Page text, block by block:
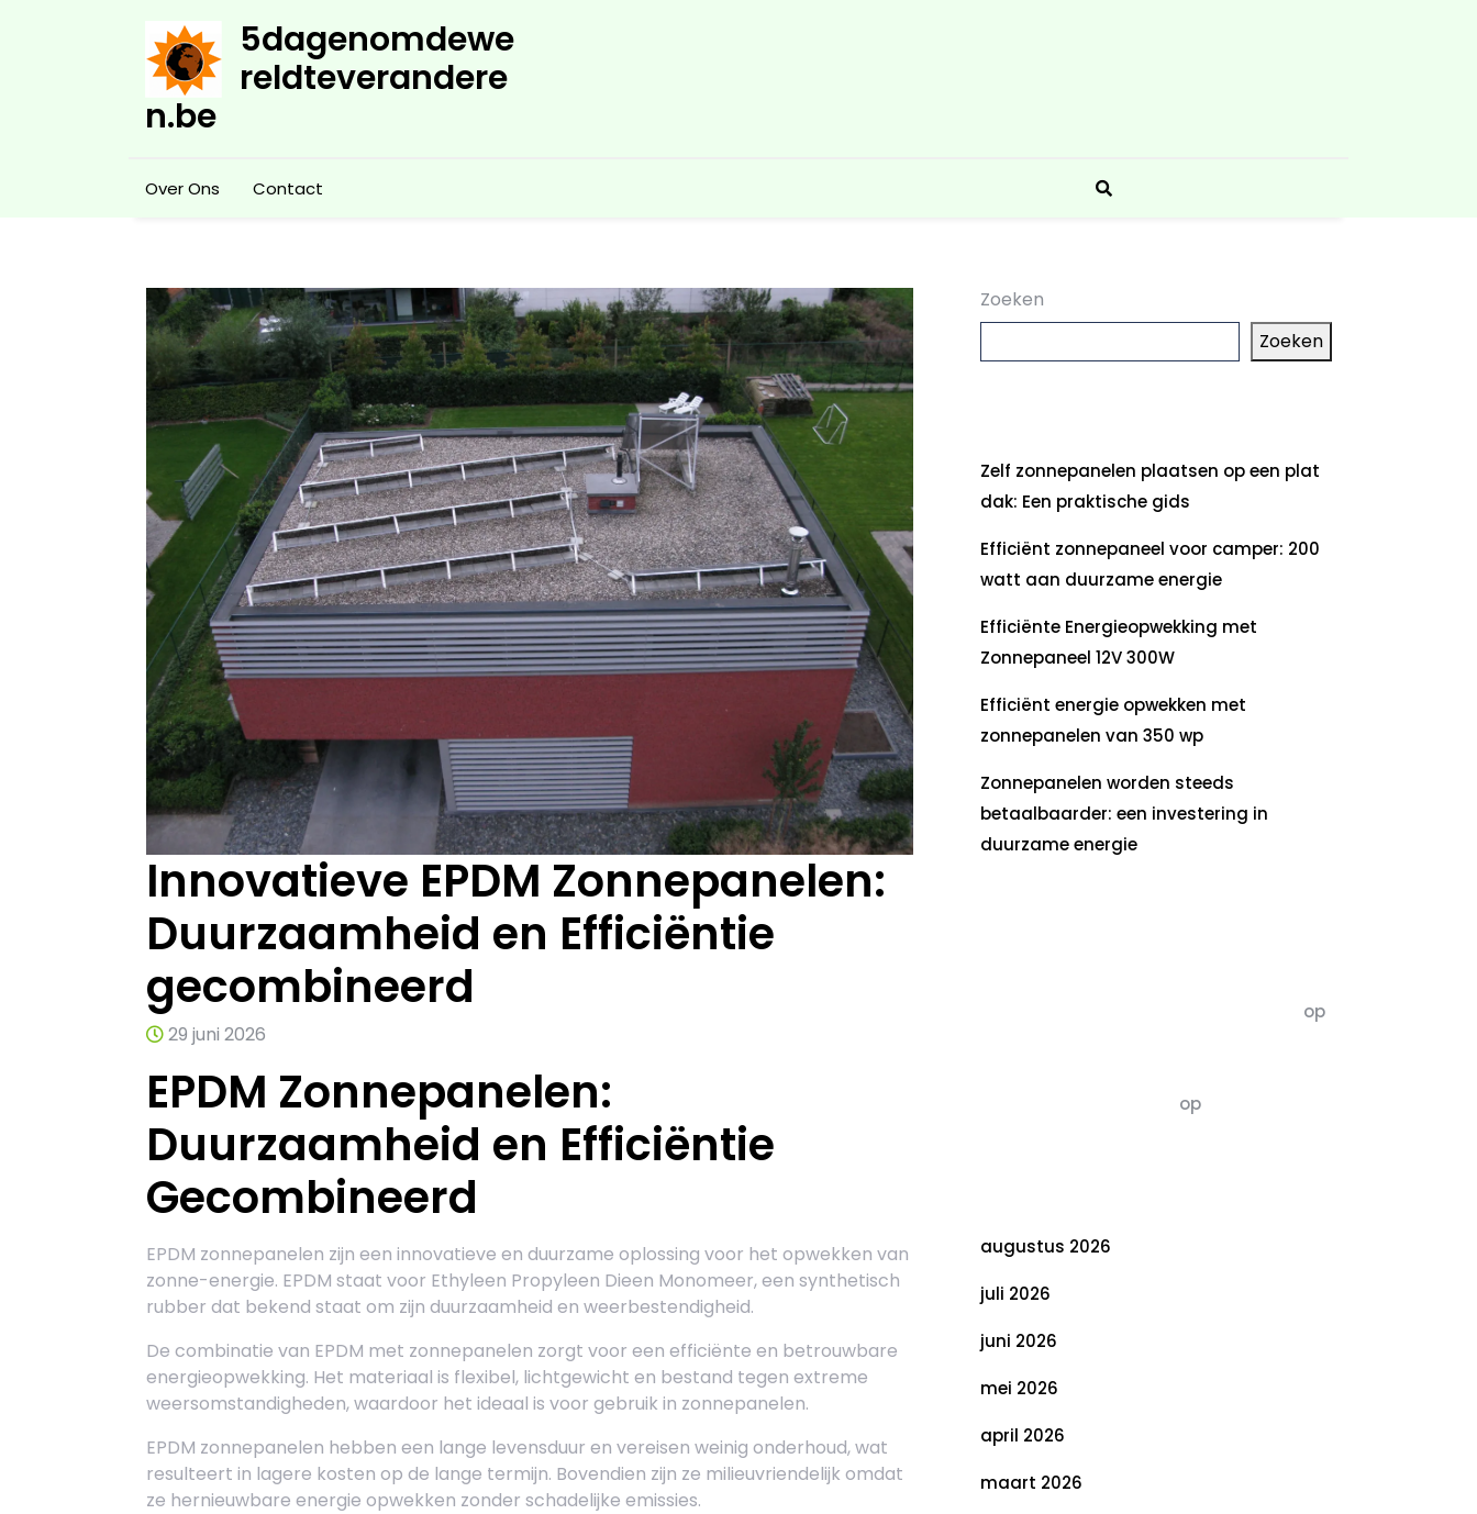
5dagenomdewe
reldteverandere
n.be
Over Ons Contact
Innovatieve EPDM Zonnepanelen:
Duurzaamheid en Efficiëntie
gecombineerd
29 juni 2026
EPDM Zonnepanelen:
Duurzaamheid en Efficiëntie
Gecombineerd
EPDM zonnepanelen zijn een innovatieve en duurzame oplossing voor het opwekken van
zonne-energie. EPDM staat voor Ethyleen Propyleen Dieen Monomeer, een synthetisch
rubber dat bekend staat om zijn duurzaamheid en weerbestendigheid.
De combinatie van EPDM met zonnepanelen zorgt voor een efficiënte en betrouwbare
energieopwekking. Het materiaal is flexibel, lichtgewicht en bestand tegen extreme
weersomstandigheden, waardoor het ideaal is voor gebruik in zonnepanelen.
EPDM zonnepanelen hebben een lange levensduur en vereisen weinig onderhoud, wat
resulteert in lagere kosten op de lange termijn. Bovendien zijn ze milieuvriendelijk omdat
ze hernieuwbare energie opwekken zonder schadelijke emissies.
Zoeken
Zoeken
Zelf zonnepanelen plaatsen op een plat
dak: Een praktische gids
Efficiënt zonnepaneel voor camper: 200
watt aan duurzame energie
Efficiënte Energieopwekking met
Zonnepaneel 12V 300W
Efficiënt energie opwekken met
zonnepanelen van 350 wp
Zonnepanelen worden steeds
betaalbaarder: een investering in
duurzame energie
op
op
augustus 2026
juli 2026
juni 2026
mei 2026
april 2026
maart 2026